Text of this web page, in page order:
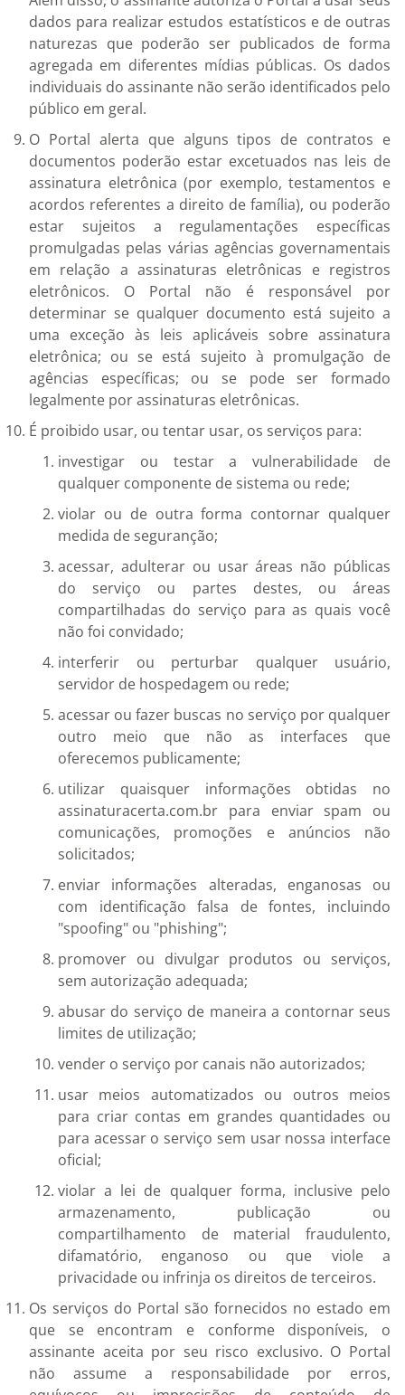
dados para realizar estudos estatísticos e de outras
naturezas que poderão ser publicados de forma
agregada em diferentes mídias públicas. Os dados
individuais do assinante não serão identificados pelo
público em geral.
O Portal alerta que alguns tipos de contratos e
documentos poderão estar excetuados nas leis de
assinatura eletrônica (por exemplo, testamentos e
acordos referentes a direito de família), ou poderão
estar sujeitos a regulamentações específicas
promulgadas pelas várias agências governamentais
em relação a assinaturas eletrônicas e registros
eletrônicos. O Portal não é responsável por
determinar se qualquer documento está sujeito a
uma exceção às leis aplicáveis sobre assinatura
eletrônica; ou se está sujeito à promulgação de
agências específicas; ou se pode ser formado
legalmente por assinaturas eletrônicas.
É proibido usar, ou tentar usar, os serviços para:
investigar ou testar a vulnerabilidade de
qualquer componente de sistema ou rede;
violar ou de outra forma contornar qualquer
medida de seguranção;
acessar, adulterar ou usar áreas não públicas
do serviço ou partes destes, ou áreas
compartilhadas do serviço para as quais você
não foi convidado;
interferir ou perturbar qualquer usuário,
servidor de hospedagem ou rede;
acessar ou fazer buscas no serviço por qualquer
outro meio que não as interfaces que
oferecemos publicamente;
utilizar quaisquer informações obtidas no
assinaturacerta.com.br para enviar spam ou
comunicações, promoções e anúncios não
solicitados;
enviar informações alteradas, enganosas ou
com identificação falsa de fontes, incluindo
"spoofing" ou "phishing";
promover ou divulgar produtos ou serviços,
sem autorização adequada;
abusar do serviço de maneira a contornar seus
limites de utilização;
vender o serviço por canais não autorizados;
usar meios automatizados ou outros meios
para criar contas em grandes quantidades ou
para acessar o serviço sem usar nossa interface
oficial;
violar a lei de qualquer forma, inclusive pelo
armazenamento, publicação ou
compartilhamento de material fraudulento,
difamatório, enganoso ou que viole a
privacidade ou infrinja os direitos de terceiros.
Os serviços do Portal são fornecidos no estado em
que se encontram e conforme disponíveis, o
assinante aceita por seu risco exclusivo. O Portal
não assume a responsabilidade por erros,